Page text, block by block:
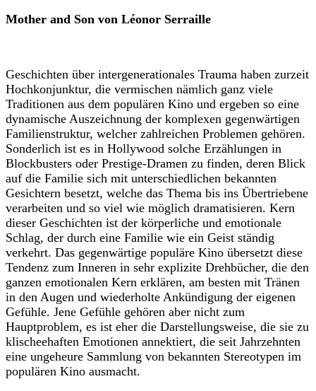
Mother and Son von Léonor Serraille
Geschichten über intergenerationales Trauma haben zurzeit
Hochkonjunktur, die vermischen nämlich ganz viele
Traditionen aus dem populären Kino und ergeben so eine
dynamische Auszeichnung der komplexen gegenwärtigen
Familienstruktur, welcher zahlreichen Problemen gehören.
Sonderlich ist es in Hollywood solche Erzählungen in
Blockbusters oder Prestige-Dramen zu finden, deren Blick
auf die Familie sich mit unterschiedlichen bekannten
Gesichtern besetzt, welche das Thema bis ins Übertriebene
verarbeiten und so viel wie möglich dramatisieren. Kern
dieser Geschichten ist der körperliche und emotionale
Schlag, der durch eine Familie wie ein Geist ständig
verkehrt. Das gegenwärtige populäre Kino übersetzt diese
Tendenz zum Inneren in sehr explizite Drehbücher, die den
ganzen emotionalen Kern erklären, am besten mit Tränen
in den Augen und wiederholte Ankündigung der eigenen
Gefühle. Jene Gefühle gehören aber nicht zum
Hauptproblem, es ist eher die Darstellungsweise, die sie zu
klischeehaften Emotionen annektiert, die seit Jahrzehnten
eine ungeheure Sammlung von bekannten Stereotypen im
populären Kino ausmacht.